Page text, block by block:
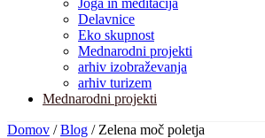
Joga in meditacija
Delavnice
Eko skupnost
Mednarodni projekti
arhiv izobraževanja
arhiv turizem
Mednarodni projekti
Domov /Blog / Zelena moč poletja